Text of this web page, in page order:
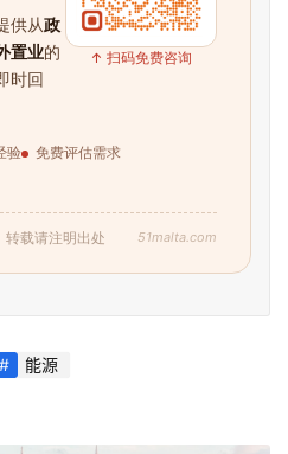
供从政
置业的
时回
验 免费评估需求
↑ 扫码免费咨询
转载请注明出处 51malta.com
能源